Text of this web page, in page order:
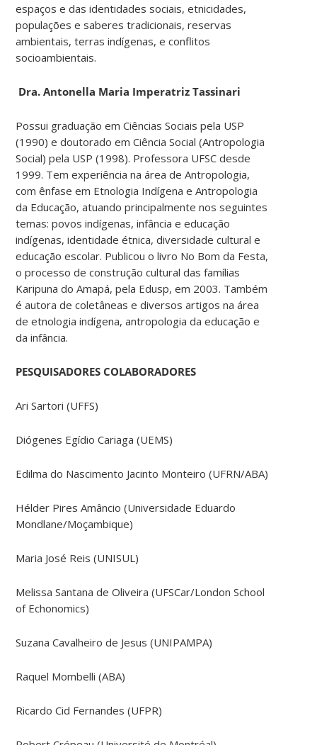
espaços e das identidades sociais, etnicidades,
populações e saberes tradicionais, reservas
ambientais, terras indígenas, e conflitos
socioambientais.
Dra. Antonella Maria Imperatriz Tassinari
Possui graduação em Ciências Sociais pela USP
(1990) e doutorado em Ciência Social (Antropologia
Social) pela USP (1998). Professora UFSC desde
1999. Tem experiência na área de Antropologia,
com ênfase em Etnologia Indígena e Antropologia
da Educação, atuando principalmente nos seguintes
temas: povos indígenas, infância e educação
indígenas, identidade étnica, diversidade cultural e
educação escolar. Publicou o livro No Bom da Festa,
o processo de construção cultural das famílias
Karipuna do Amapá, pela Edusp, em 2003. Também
é autora de coletâneas e diversos artigos na área
de etnologia indígena, antropologia da educação e
da infância.
PESQUISADORES COLABORADORES
Ari Sartori (UFFS)
Diógenes Egídio Cariaga (UEMS)
Edilma do Nascimento Jacinto Monteiro (UFRN/ABA)
Hélder Pires Amâncio (Universidade Eduardo
Mondlane/Moçambique)
Maria José Reis (UNISUL)
Melissa Santana de Oliveira (UFSCar/London School
of Echonomics)
Suzana Cavalheiro de Jesus (UNIPAMPA)
Raquel Mombelli (ABA)
Ricardo Cid Fernandes (UFPR)